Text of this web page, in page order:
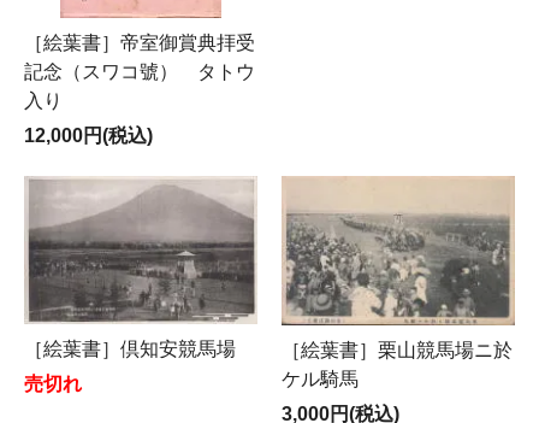
［絵葉書］帝室御賞典拝受
記念（スワコ號） タトウ
入り
12,000円(税込)
［絵葉書］倶知安競馬場
売切れ
［絵葉書］栗山競馬場ニ於
ケル騎馬
3,000円(税込)